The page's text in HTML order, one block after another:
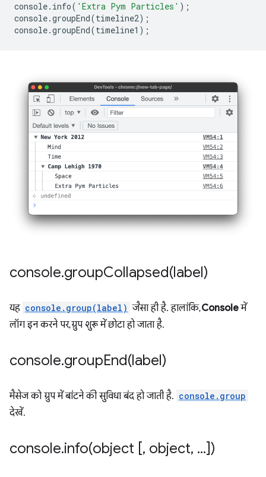
console. info( 'Extra Pym Particles' );
console.groupEnd(timeline2);
console.groupEnd(timeline1 );
console.groupCollapsed(label)
यह console.group(label) जैसा ही है. हालांकि,Consoleमें
लॉग इन करने पर, ग्रुप शुरू में छोटा हो जाता है.
console.groupEnd(label)
मैसेज को ग्रुप में बांटने की सुविधा बंद हो जाती है. console.group
देखें.
console.info(object [, object, ...])